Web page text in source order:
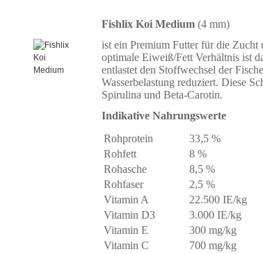
Fishlix Koi Medium (4 mm)
ist ein Premium Futter für die
optimale Eiweiß/Fett Verhältnis ist
entlastet den Stoffwechsel der
Wasserbelastung reduziert. Diese
Spirulina und Beta-Carotin.
Indikative Nahrungswerte
Rohprotein
33,5 %
Rohfett
8 %
Rohasche
8,5 %
Rohfaser
2,5 %
Vitamin A
22.500 IE/kg
Vitamin D3
3.000 IE/kg
Vitamin E
300 mg/kg
Vitamin C
700 mg/kg